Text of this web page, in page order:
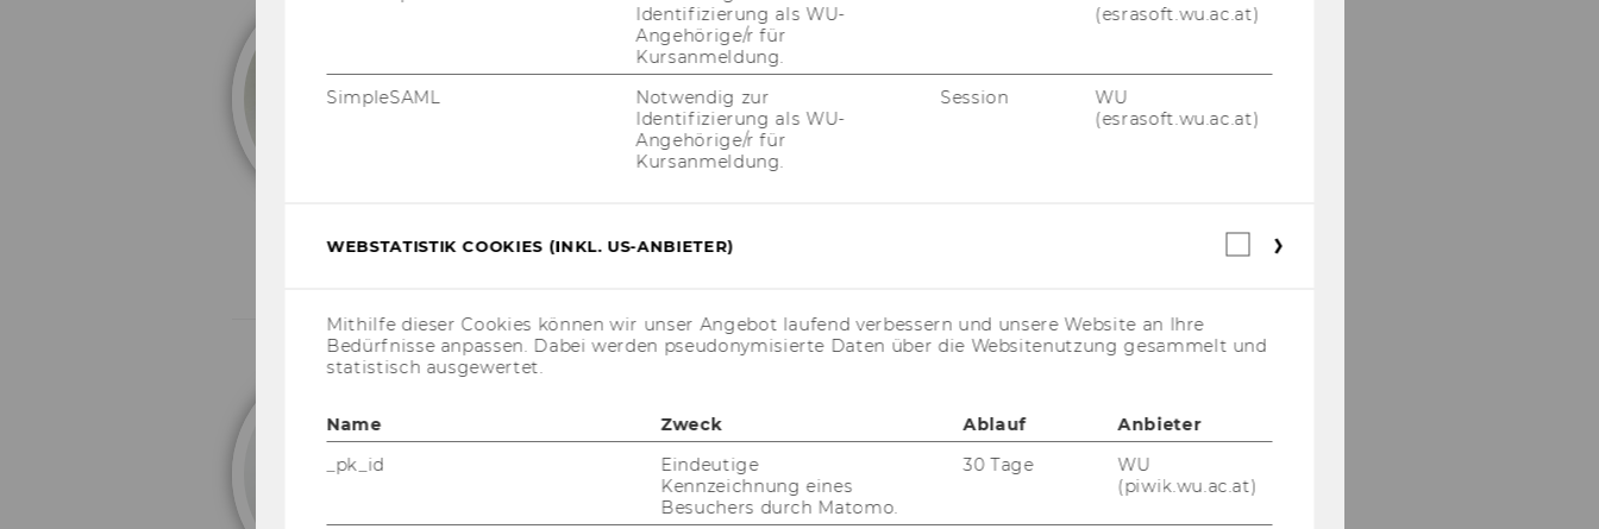
Tatiana Rittler
Assistant Professor
tatiana.rittler@wu.ac.at
eva.marckhgott@wu.ac.at
Identifizierung als WU-
Angehörige/r für
Kursanmeldung.
(esrasoft.wu.ac.at)
SimpleSAML
Notwendig zur
Identifizierung als WU-
Angehörige/r für
Kursanmeldung.
Session
WU
(esrasoft.wu.ac.at)
WEBSTATISTIK COOKIES (INKL. US-ANBIETER)
Webstatistik
Mithilfe dieser Cookies können wir unser Angebot laufend verbessern und unsere Website an Ihre
Bedürfnisse anpassen. Dabei werden pseudonymisierte Daten über die Websitenutzung gesammelt und
statistisch ausgewertet.
Name Zweck Ablauf
Anbieter
_pk_id
Eindeutige
Kennzeichnung eines
Besuchers durch Matomo.
30 Tage
WU
(piwik.wu.ac.at)